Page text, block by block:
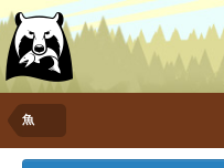
ゲームをダウンロードする
魚